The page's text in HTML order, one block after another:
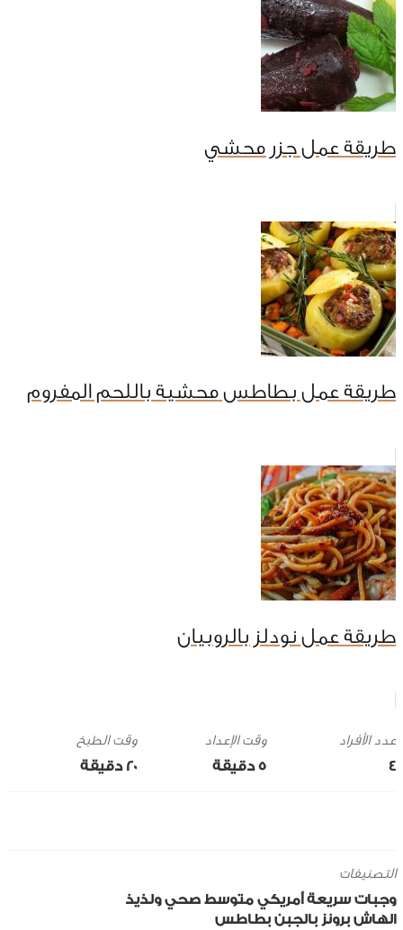
طريقة عمل جزر محشي
طريقة عمل بطاطس محشية باللحم المفروم
طريقة عمل نودلز بالروبيان
4
وقت الإعداد
5 ‎دقيقة
وقت الطبخ
20 ‎دقيقة
التصنيفات
وجبات سريعة أمريكي متوسط صحي ولذيذ
الهاش برونز بالجبن بطاطس